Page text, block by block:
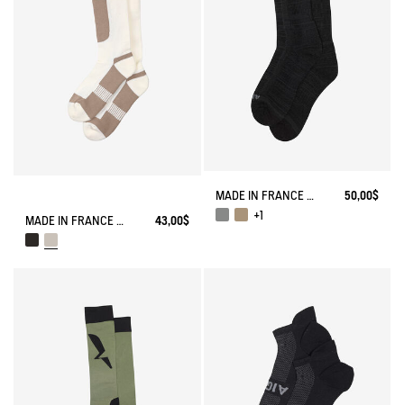
MADE IN FRANCE COOLMAX® SOCKS 43,00$
MADE IN FRANCE BAMBOO SOCKS
50,00$
+1